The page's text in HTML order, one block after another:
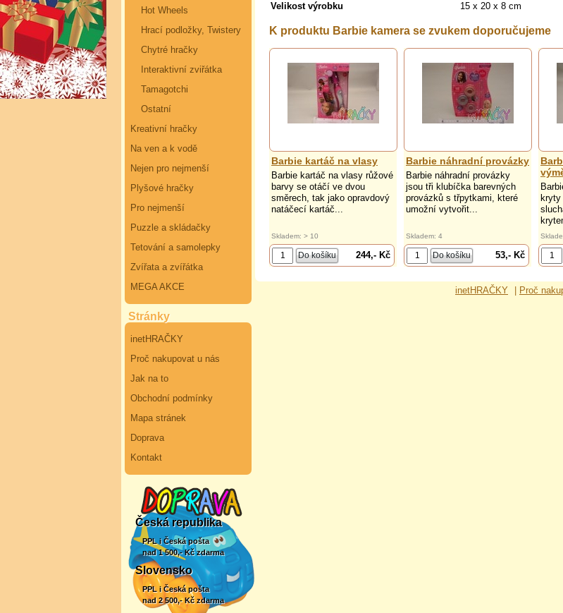
Hot Wheels
Hrací podložky, Twistery
Chytré hračky
Interaktivní zviřátka
Tamagotchi
Ostatní
Kreativní hračky
Na ven a k vodě
Nejen pro nejmenší
Plyšové hračky
Pro nejmenší
Puzzle a skládačky
Tetování a samolepky
Zvířata a zvířátka
MEGA AKCE
Stránky
inetHRAČKY
Proč nakupovat u nás
Jak na to
Obchodní podmínky
Mapa stránek
Doprava
Kontakt
Česká republika
PPL i Česká pošta
nad 1 500,- Kč zdarma
Slovensko
PPL i Česká pošta
nad 2 500,- Kč zdarma
Velikost výrobku
15 x 20 x 8 cm
K produktu Barbie kamera se zvukem doporučujeme
Barbie kartáč na vlasy
Barbie kartáč na vlasy růžové
barvy se otáčí ve dvou
směrech, tak jako opravdový
natáčecí kartáč...
Skladem: > 10
244,- Kč
Barbie náhradní provázky
Barbie náhradní provázky
jsou tři klubíčka barevných
provázků s třpytkami, které
umožní vytvořit...
Skladem: 4
53,- Kč
inetHRAČKY Proč